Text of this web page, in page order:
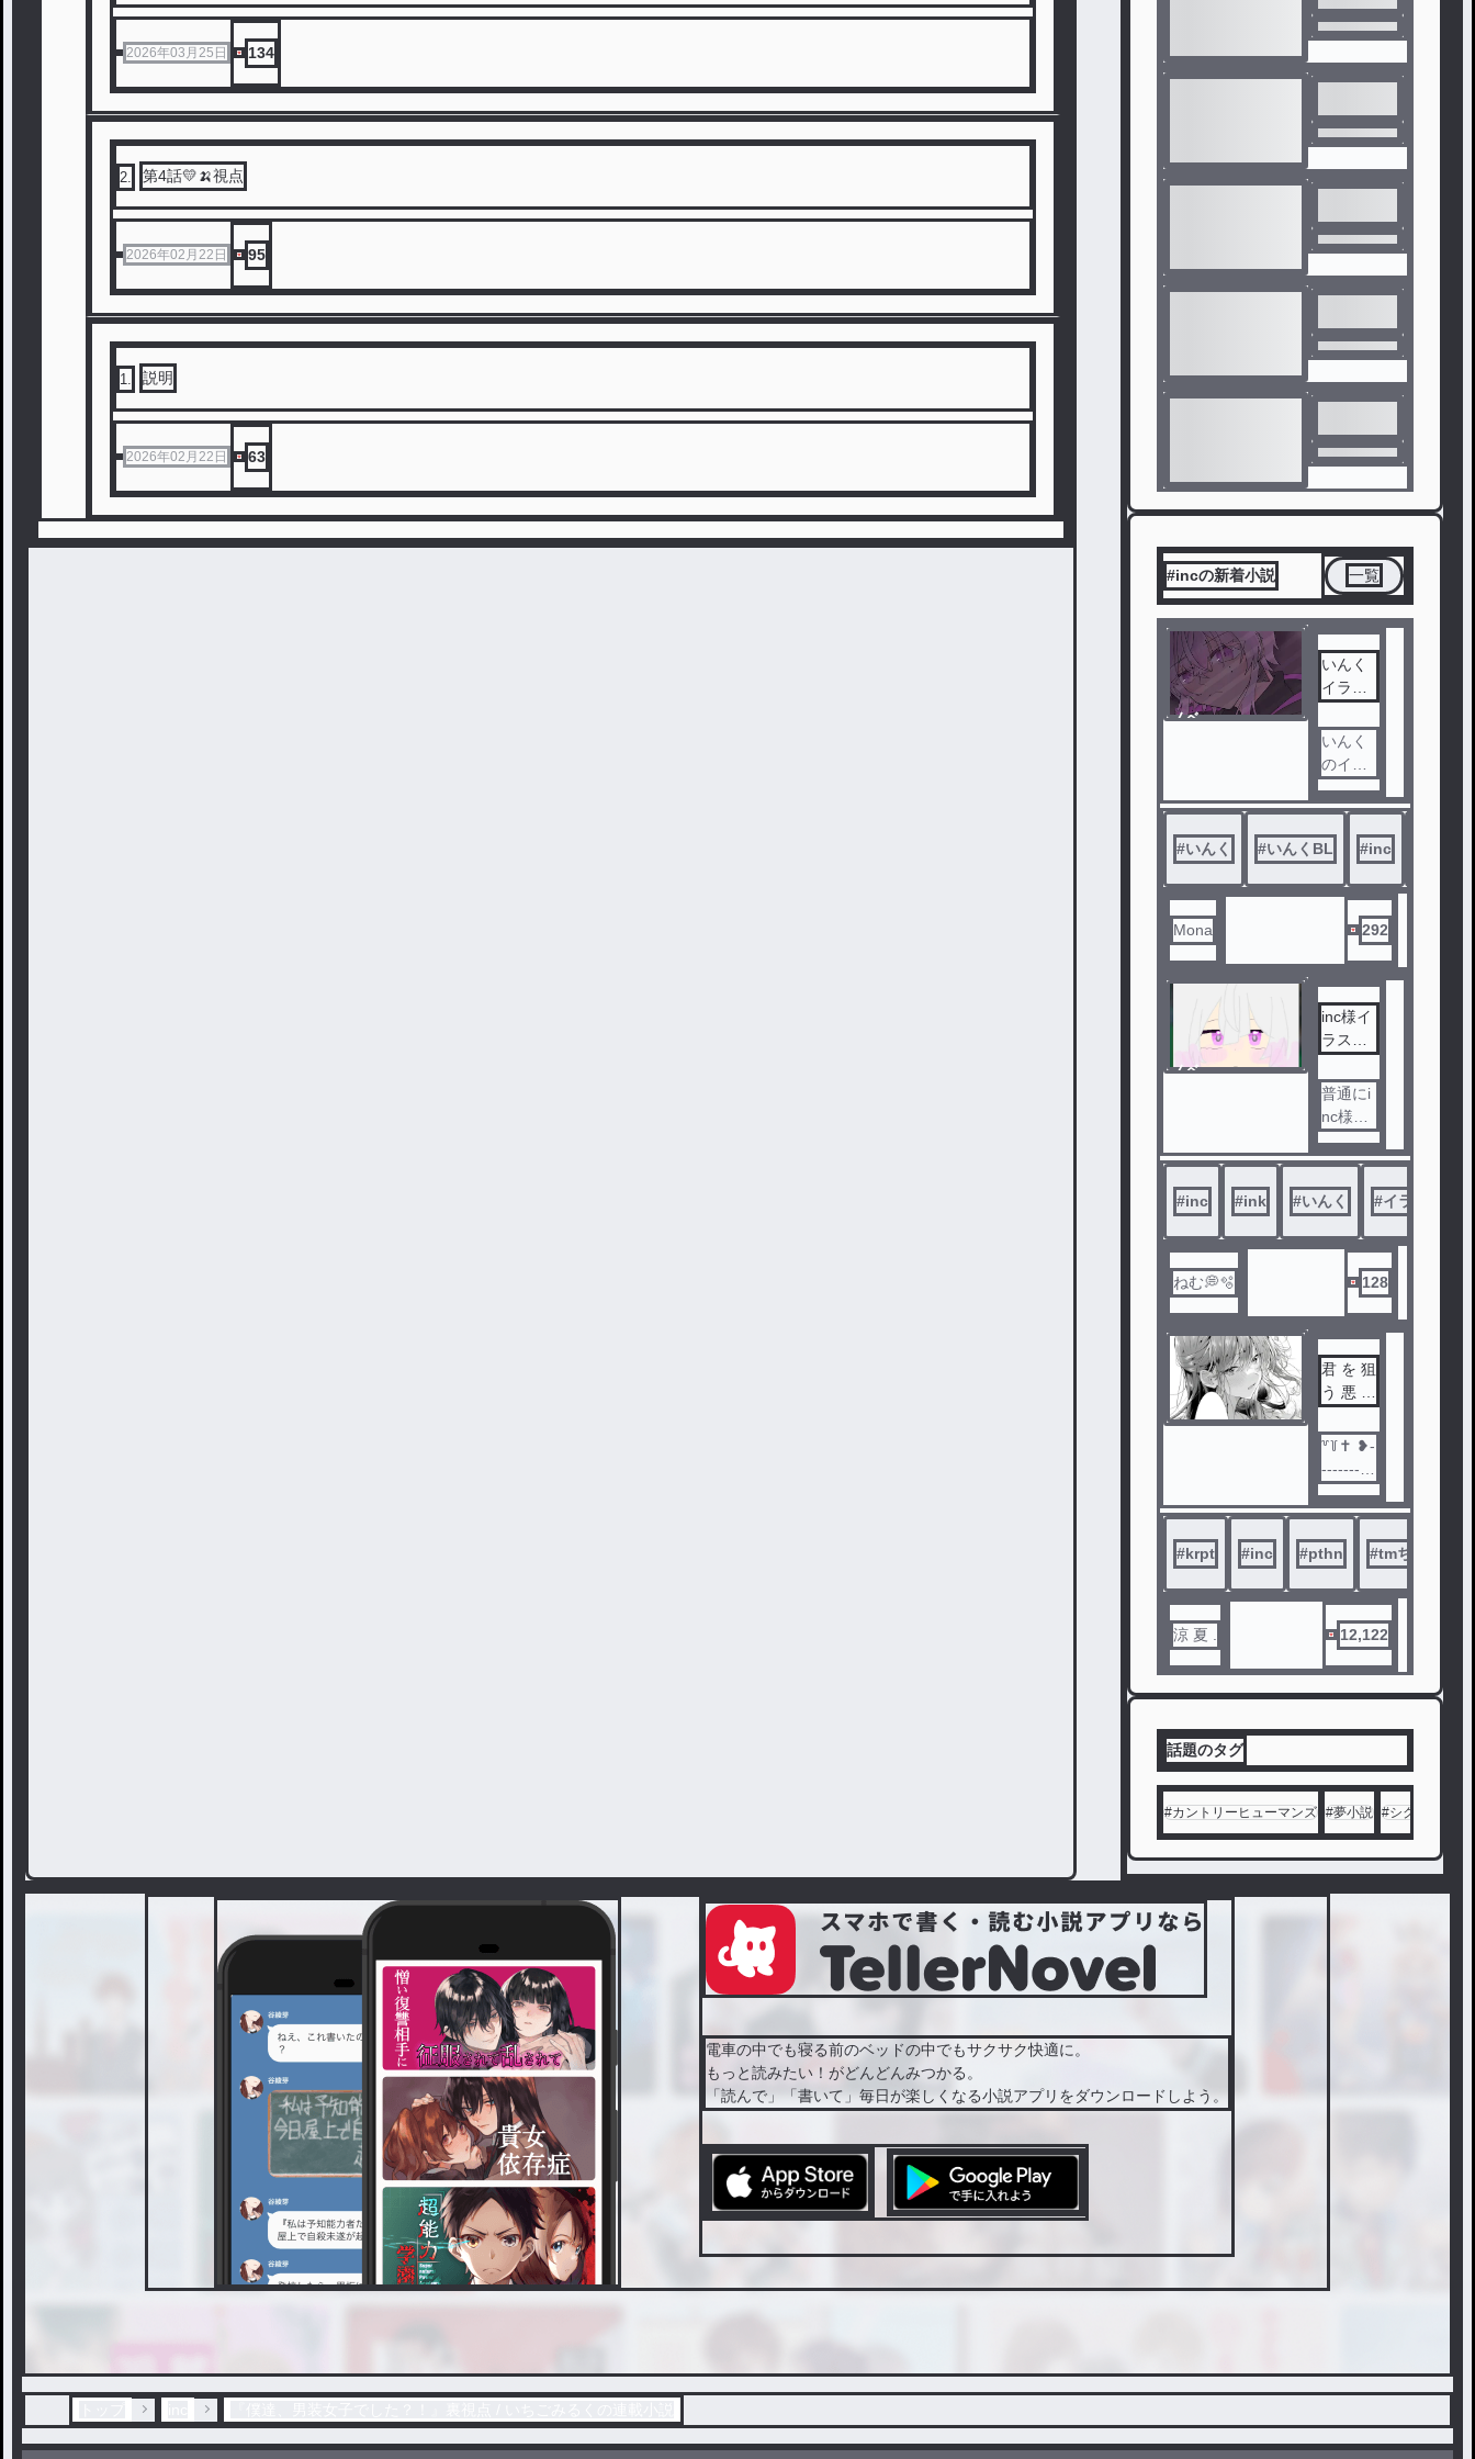
2026年03月25日 134
2 第4話💛🍌視点
2026年02月22日 95
1 説明
2026年02月22日 63
#incの新着小説 一覧
ノベ
いんく
イラス
いんく
のイラ
ストを
上げて
きます
cp表現
もたま
にござ
います
のでご
#いんく #いんくBL #inc
Mona 292
ノベ
inc様イ
ラスト
普通にi
nc様の
FAを描
くとこ
ろです‪.
ᐟ‪.ᐟ
#inc #ink #いんく #イラスト
ねむ💭🫧 128
君 を 狙
う 悪 魔
꒷꒦‪✝︎ ❥-
----------
----------
----------
-❥‪ ✝︎꒷꒦
Colorful
Peach
所 属 ，
側 近 で
あ る お
姫 様 が
と あ る
3 グ ル
#krpt #inc #pthn #tmちゃん
涼 夏 . 12,122
話題のタグ
#カントリーヒューマンズ #夢小説 #シクフォニ
電車の中でも寝る前のベッドの中でもサクサク快適に。
もっと読みたい！がどんどんみつかる。
「読んで」「書いて」毎日が楽しくなる小説アプリをダウンロードしよう。